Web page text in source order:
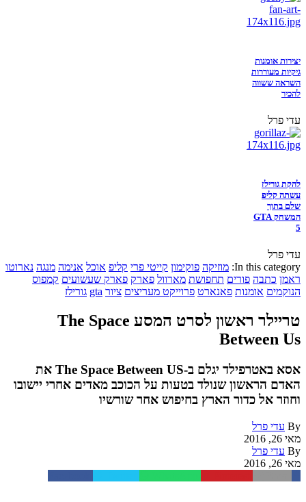
יצירות אומנות
גיקיות מעוררות
השראה ששווה
להכיר
עדי פרל
להקת גורילז
עשתה קליפ
שלם בתוך
המשחק GTA
5
עדי פרל
In this category: מוזיקה פוקימון קייטי פרי קליפ אוכל אנימה מנגה נארוטו
ראמן כתבה פורים תחפושת מארוול פארק פארק שעשועים קמפוס
הנוקמים אומנות פאנארט פרוייקט מעריצים ציור gta גורילז
טריילר ראשון לסרט המסע The Space
Between Us
אסא באטרפילד יגלם ב-The Space Between US את
האדם הראשון שנולד בטעות על הכוכב מאדים אחרי יישובו
וחוזר אל כדור הארץ בחיפוש אחר שורשיו
By עדי פרל
מאי 26, 2016
By עדי פרל
מאי 26, 2016